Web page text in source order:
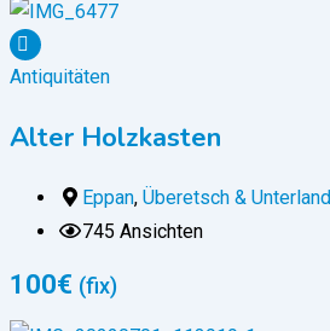
Antiquitäten
Alter Holzkasten
Eppan, Überetsch & Unterland
745 Ansichten
100€ (fix)